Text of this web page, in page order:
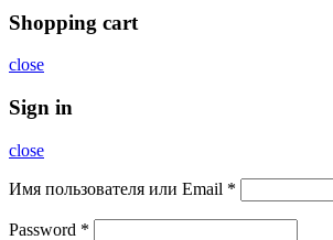
Shopping cart
close
Sign in
close
Имя пользователя или Email *
Password *